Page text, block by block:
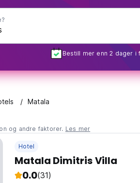
Bestill mer enn 2 dager
Matala
og andre faktorer. Les mer
Hotel
Matala Dimitris Villa
0.0(31)